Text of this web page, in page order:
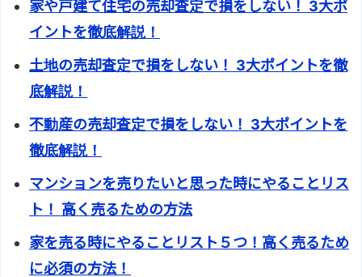
家や戸建て住宅の売却査定で損をしない！ 3大ポ
イントを徹底解説！
土地の売却査定で損をしない！ 3大ポイントを徹
底解説！
不動産の売却査定で損をしない！ 3大ポイントを
徹底解説！
マンションを売りたいと思った時にやることリス
ト！ 高く売るための方法
家を売る時にやることリスト５つ！高く売るため
に必須の方法！